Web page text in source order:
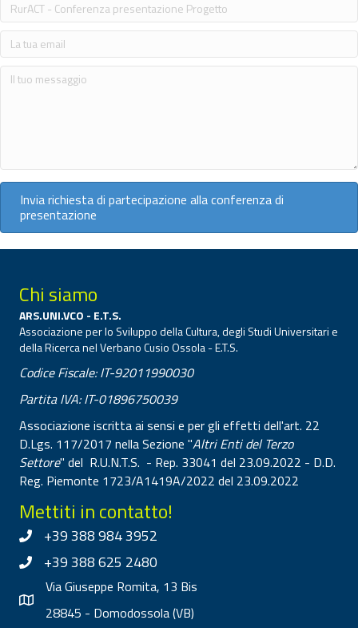
Invia richiesta di partecipazione alla conferenza di
presentazione
Chi siamo
ARS.UNI.VCO - E.T.S.
Associazione per lo Sviluppo della Cultura, degli Studi Universitari e
della Ricerca nel Verbano Cusio Ossola - E.T.S.
Codice Fiscale: IT-92011990030
Partita IVA: IT-01896750039
Associazione iscritta ai sensi e per gli effetti dell'art. 22
D.Lgs. 117/2017 nella Sezione "Altri Enti del Terzo
Settore" del R.U.N.T.S. - Rep. 33041 del 23.09.2022 - D.D.
Reg. Piemonte 1723/A1419A/2022 del 23.09.2022
Mettiti in contatto!
+39 388 984 3952
+39 388 625 2480
Via Giuseppe Romita, 13 Bis
28845 - Domodossola (VB)